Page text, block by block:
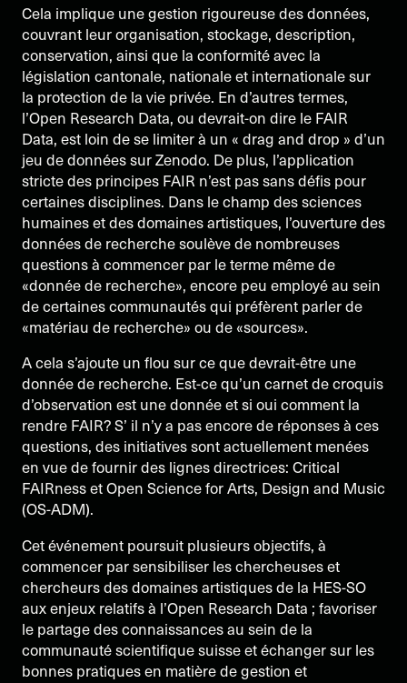
Cela implique une gestion rigoureuse des données,
couvrant leur organisation, stockage, description,
conservation, ainsi que la conformité avec la
législation cantonale, nationale et internationale sur
la protection de la vie privée. En d’autres termes,
l’Open Research Data, ou devrait-on dire le FAIR
Data, est loin de se limiter à un « drag and drop » d’un
jeu de données sur Zenodo. De plus, l’application
stricte des principes FAIR n’est pas sans défis pour
certaines disciplines. Dans le champ des sciences
humaines et des domaines artistiques, l’ouverture des
données de recherche soulève de nombreuses
questions à commencer par le terme même de
«donnée de recherche», encore peu employé au sein
de certaines communautés qui préfèrent parler de
«matériau de recherche» ou de «sources».
A cela s’ajoute un flou sur ce que devrait-être une
donnée de recherche. Est-ce qu’un carnet de croquis
d’observation est une donnée et si oui comment la
rendre FAIR? S’ il n’y a pas encore de réponses à ces
questions, des initiatives sont actuellement menées
en vue de fournir des lignes directrices: Critical
FAIRness et Open Science for Arts, Design and Music
(OS-ADM).
Cet événement poursuit plusieurs objectifs, à
commencer par sensibiliser les chercheuses et
chercheurs des domaines artistiques de la HES-SO
aux enjeux relatifs à l’Open Research Data ; favoriser
le partage des connaissances au sein de la
communauté scientifique suisse et échanger sur les
bonnes pratiques en matière de gestion et